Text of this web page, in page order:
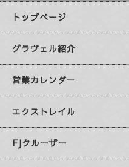
トップページ
グラヴェル紹介
営業カレンダー
エクストレイル
FJクルーザー